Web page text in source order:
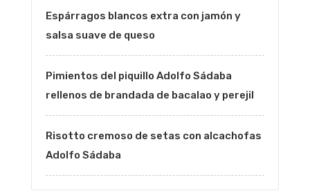
Espárragos blancos extra con jamón y
salsa suave de queso
Pimientos del piquillo Adolfo Sádaba
rellenos de brandada de bacalao y perejil
Risotto cremoso de setas con alcachofas
Adolfo Sádaba